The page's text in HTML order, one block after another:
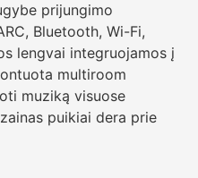
prijungimo
Bluetooth, Wi-Fi,
lengvai integruojamos į
multiroom
muziką visuose
puikiai dera prie